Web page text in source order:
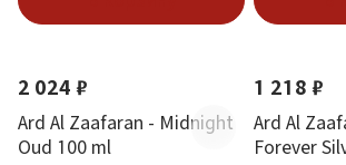
2 024 ₽
Ard Al Zaafaran - Midnight
Oud 100 ml
1 218 ₽
Ard Al
Forever